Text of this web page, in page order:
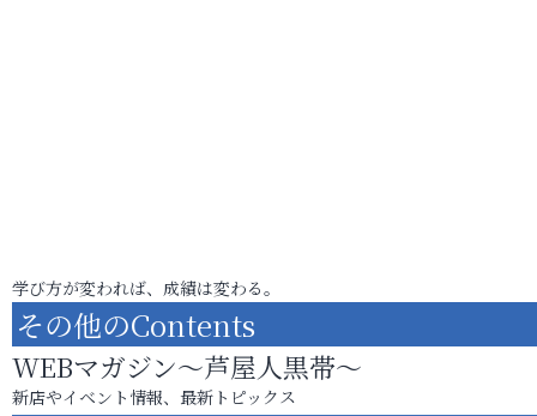
学び方が変われば、成績は変わる。
その他のContents
WEBマガジン～芦屋人黒帯～
新店やイベント情報、最新トピックス